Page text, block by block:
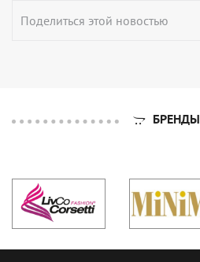
Поделиться этой новостью
БРЕНДЫ